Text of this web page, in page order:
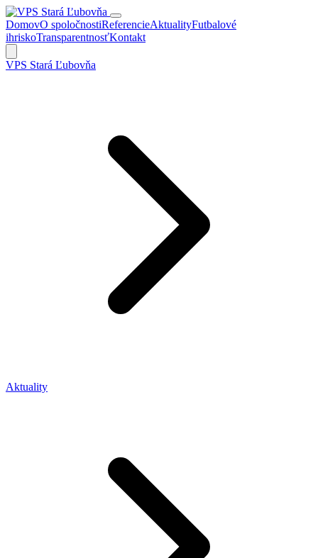
DomovO spoločnostiReferencieAktualityFutbalové
ihriskoTransparentnosťKontakt
VPS Stará Ľubovňa
Aktuality